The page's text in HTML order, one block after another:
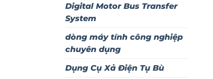
Digital Motor Bus Transfer
System
dòng máy tính công nghiệp
chuyên dụng
Dụng Cụ Xả Điện Tụ Bù